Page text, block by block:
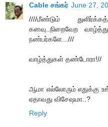
Cable சங்கர் June 27,
////மீண்டும்
கனவு..நிறைவேற
நண்பர்களே...///
வாழ்த்துகள் தண்டோரா!//
ஆமா எல்லோரும் எதுக்கு
ஏதாவது விசேஷமா..?
Reply